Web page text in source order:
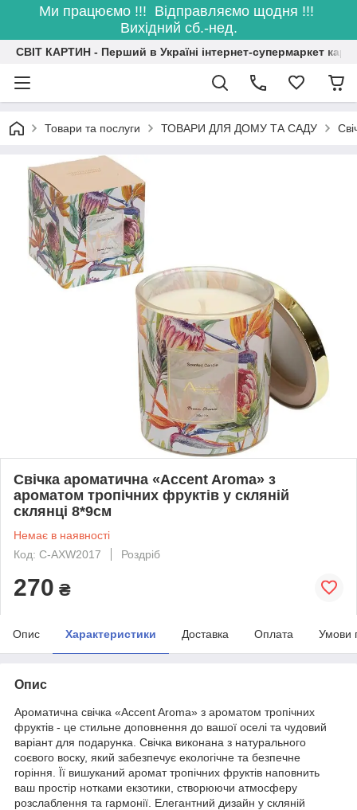
Ми працюємо !!! Відправляємо щодня !!!
Вихідний сб.-нед.
СВІТ КАРТИН - Перший в Україні інтернет-супермаркет
Товари та послуги ТОВАРИ ДЛЯ ДОМУ ТА САДУ
Свічка ароматична «Accent Aroma» з
ароматом тропічних фруктів у скляній
склянці 8*9см
Немає в наявності
Код: С-AXW2017
Роздріб
270 ₴
Опис Характеристики Доставка Оплата Умови
Опис
Ароматична свічка «Accent Aroma» з ароматом тропічних
фруктів - це стильне доповнення до вашої оселі та чудовий
варіант для подарунка. Свічка виконана з натурального
соєвого воску, який забезпечує екологічне та безпечне
горіння. Її вишуканий аромат тропічних фруктів наповнить
ваш простір нотками екзотики, створюючи атмосферу
розслаблення та гармонії. Елегантний дизайн у скляній